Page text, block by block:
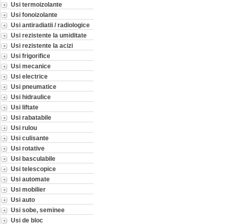
Usi termoizolante
Usi fonoizolante
Usi antiradiatii / radiologice
Usi rezistente la umiditate
Usi rezistente la acizi
Usi frigorifice
Usi mecanice
Usi electrice
Usi pneumatice
Usi hidraulice
Usi liftate
Usi rabatabile
Usi rulou
Usi culisante
Usi rotative
Usi basculabile
Usi telescopice
Usi automate
Usi mobilier
Usi auto
Usi sobe, seminee
Usi de bloc